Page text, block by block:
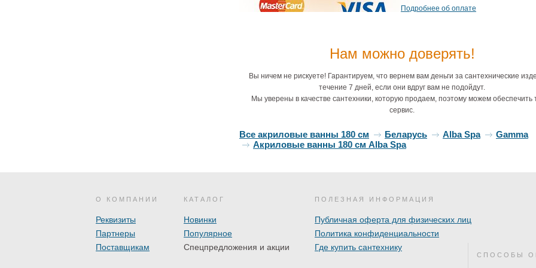
Подробнее об оплате
Нам можно доверять!
Вы ничем не рискуете! Гарантируем, что вернем вам деньги за сантехнические
течение 7 дней, если они вдруг вам не подойдут.
Мы уверены в качестве сантехники, которую продаем, поэтому можем обеспечить
сервис.
Все акриловые ванны 180 см Беларусь Alba Spa
Gamma
Акриловые ванны 180 см Alba Spa
О КОМПАНИИ
Реквизиты
Партнеры
Поставщикам
КАТАЛОГ
Новинки
Популярное
Спецпредложения и акции
ПОЛЕЗНАЯ ИНФОРМАЦИЯ
Публичная оферта для физических лиц
Политика конфиденциальности
Где купить сантехнику
СПОСОБЫ